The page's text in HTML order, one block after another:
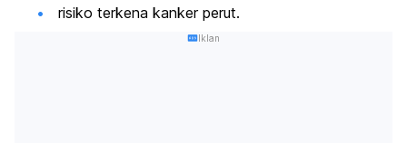
risiko terkena kanker perut.
Iklan